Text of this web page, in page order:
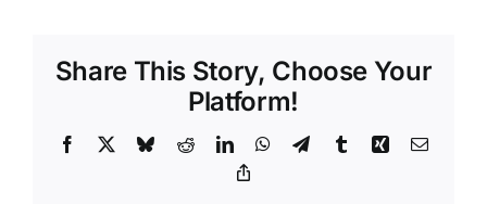
Share This Story, Choose Your
Platform!
Facebook BlueskyRedditLinkedInWhatsApp
TelegramTumblrXing Email